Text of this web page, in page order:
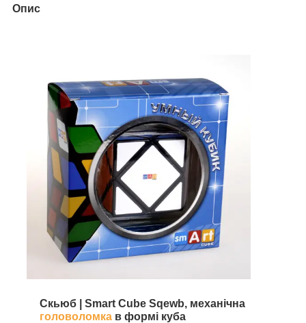
Опис
Скьюб | Smart Cube Sqewb, механічна
головоломка в формі куба